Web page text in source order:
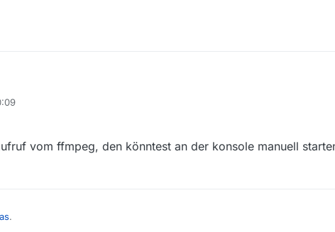
des Fehlers zu eruieren.
sich ausser “[Download ist fertig und war fehlerhaft, …” auch nichts
vom ffmpeg, den könntest an der konsole manuell
.